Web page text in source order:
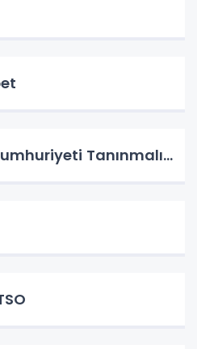
Tanınmalı…